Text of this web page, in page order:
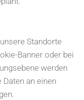
Standorte
Banner oder bei
werden
an einen